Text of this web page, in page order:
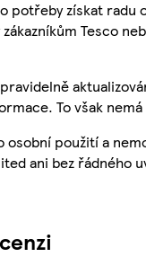
potřeby získat radu
Tesco
To však
použití a
ani bez řádného